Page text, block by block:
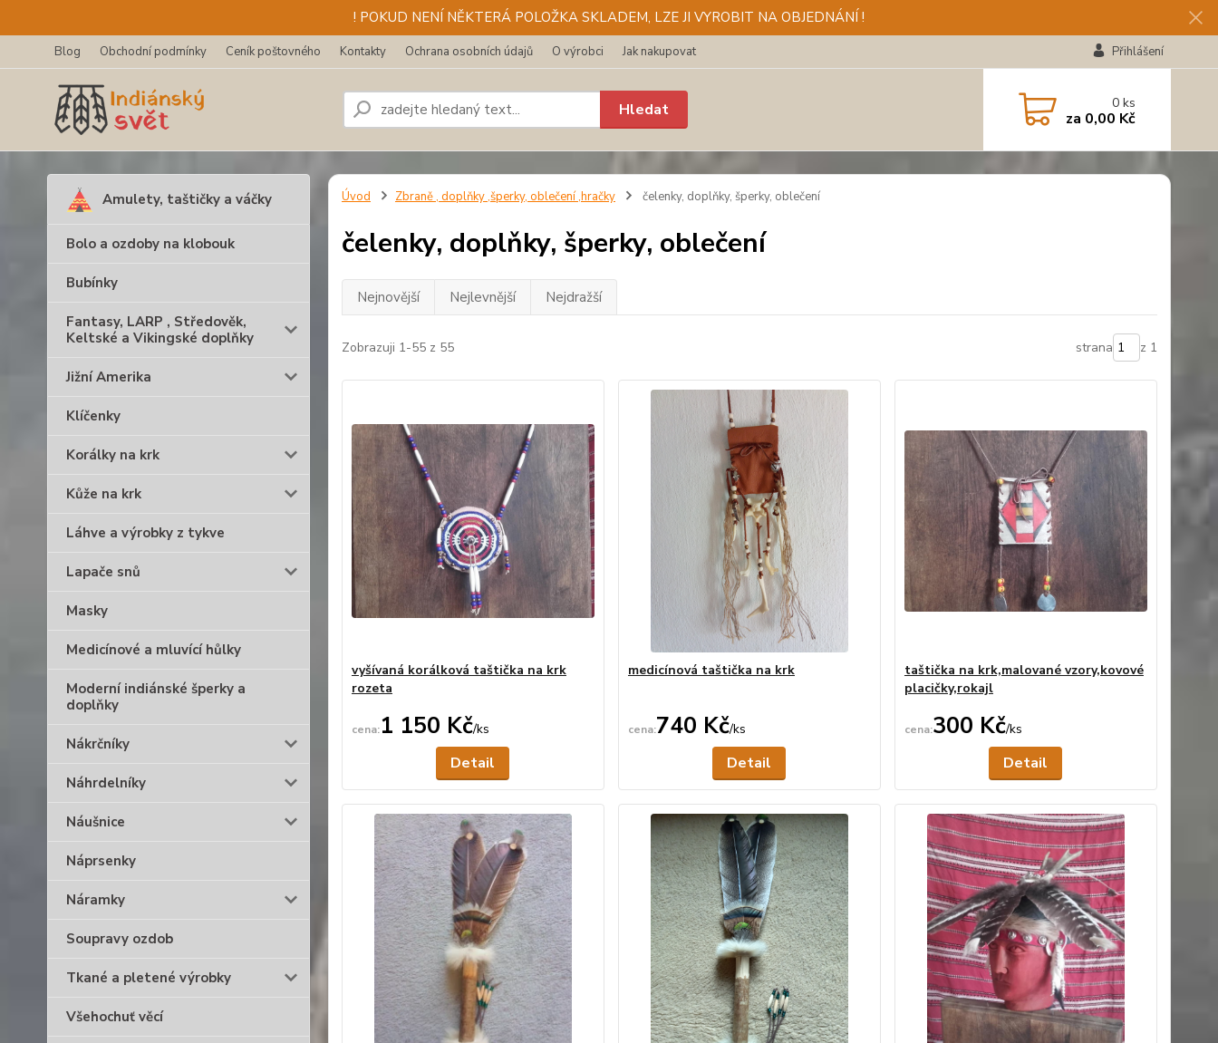
! POKUD NENÍ NĚKTERÁ POLOŽKA SKLADEM, LZE JI VYROBIT NA OBJEDNÁNÍ !
Blog Obchodní podmínky Ceník poštovného Kontakty Ochrana osobních údajů O výrobci Jak nakupovat Přihlášení
Hledat 0ks
za 0,00 Kč
Amulety, taštičky a váčky
Bolo a ozdoby na klobouk
Bubínky
Fantasy, LARP , Středověk,
Keltské a Vikingské doplňky
Jižní Amerika
Klíčenky
Korálky na krk
Kůže na krk
Láhve a výrobky z tykve
Lapače snů
Masky
Medicínové a mluvící hůlky
Moderní indiánské šperky a
doplňky
Nákrčníky
Náhrdelníky
Náušnice
Náprsenky
Náramky
Soupravy ozdob
Tkané a pletené výrobky
Všehochuť věcí
Úvod Zbraně , doplňky ,šperky, oblečení ,hračky čelenky, doplňky, šperky, oblečení
čelenky, doplňky, šperky, oblečení
Nejnovější Nejlevnější Nejdražší
Zobrazuji 1-55 z 55 strana z 1
vyšívaná korálková taštička na krk
rozeta
1 150 Kč/ks
Detail
medicínová taštička na krk
740 Kč/ks
Detail
taštička na krk,malované vzory,kovové
placičky,rokajl
300 Kč/ks
Detail